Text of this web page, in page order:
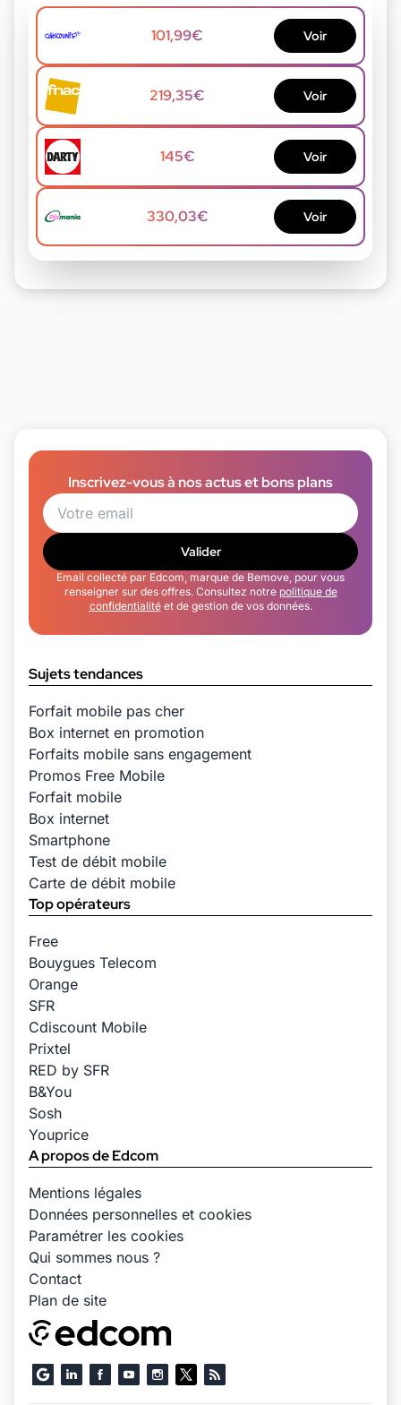
101,99€ Voir
219,35€ Voir
145€ Voir
330,03€ Voir
Inscrivez-vous à nos actus et bons plans
Valider
Email collecté par Edcom, marque de Bemove, pour vous
renseigner sur des offres. Consultez notre politique de
confidentialitéet de gestion de vos données.
Sujets tendances
Forfait mobile pas cher
Box internet en promotion
Forfaits mobile sans engagement
Promos Free Mobile
Forfait mobile
Box internet
Smartphone
Test de débit mobile
Carte de débit mobile
Top opérateurs
Free
Bouygues Telecom
Orange
SFR
Cdiscount Mobile
Prixtel
RED by SFR
B&You
Sosh
Youprice
A propos de Edcom
Mentions légales
Données personnelles et cookies
Paramétrer les cookies
Qui sommes nous ?
Contact
Plan de site